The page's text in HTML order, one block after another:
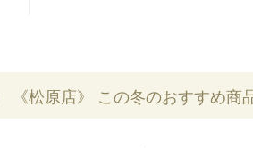
《松原店》 この冬のおすすめ商